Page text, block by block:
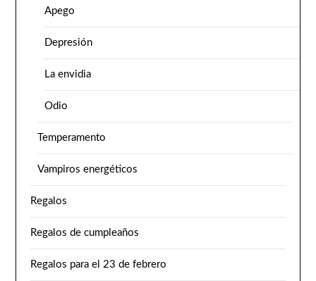
Apego
Depresión
La envidia
Odio
Temperamento
Vampiros energéticos
Regalos
Regalos de cumpleaños
Regalos para el 23 de febrero